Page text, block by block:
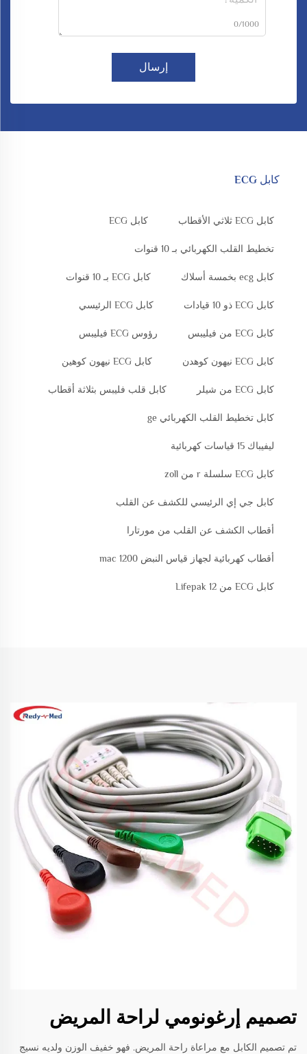
0/1000
إرسال
كابل ECG
كابل ECG ثلاثي الأقطاب كابل ECG
تخطيط القلب الكهربائي بـ 10 قنوات
كابل ecg بخمسة أسلاك كابل ECG بـ 10 قنوات
كابل ECG ذو 10 قيادات كابل ECG الرئيسي
كابل ECG من فيليبس رؤوس ECG فيليبس
كابل ECG نيهون كوهدن كابل ECG نيهون كوهين
كابل ECG من شيلر كابل قلب فليبس بثلاثة أقطاب
كابل تخطيط القلب الكهربائي ge
ليفيباك 15 قياسات كهربائية
كابل ECG سلسلة r من zoll
كابل جي إي الرئيسي للكشف عن القلب
أقطاب الكشف عن القلب من مورتارا
أقطاب كهربائية لجهاز قياس النبض mac 1200
كابل ECG من Lifepak 12
تصميم إرغونومي لراحة المريض
تم تصميم الكابل مع مراعاة راحة المريض. فهو خفيف الوزن ولديه نسيج